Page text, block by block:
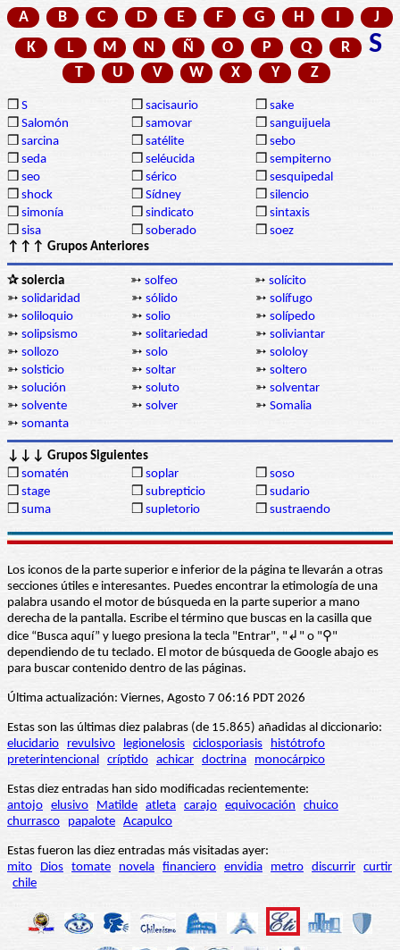
A B C D E F G H I
J
K
L M N Ñ O P Q R S
T U V W X Y Z
❒ S ❒ sacisaurio ❒ sake
❒ Salomón ❒ samovar ❒ sanguijuela
❒ sarcina ❒ satélite ❒ sebo
❒ seda ❒ seléucida ❒ sempiterno
❒ seo ❒ sérico ❒ sesquipedal
❒ shock ❒ Sídney ❒ silencio
❒ simonía ❒ sindicato ❒ sintaxis
❒ sisa ❒ soberado ❒ soez
↑↑↑ Grupos Anteriores
✰ solercia ➳ solfeo ➳ solícito
➳ solidaridad ➳ sólido ➳ solífugo
➳ soliloquio ➳ solio ➳ solípedo
➳ solipsismo ➳ solitariedad ➳ soliviantar
➳ sollozo ➳ solo ➳ sololoy
➳ solsticio ➳ soltar ➳ soltero
➳ solución ➳ soluto ➳ solventar
➳ solvente ➳ solver ➳ Somalia
➳ somanta
↓↓↓ Grupos Siguientes
❒ somatén ❒ soplar ❒ soso
❒ stage ❒ subrepticio ❒ sudario
❒ suma ❒ supletorio ❒ sustraendo
Los iconos de la parte superior e inferior de la página te llevarán a otras
secciones útiles e interesantes. Puedes encontrar la etimología de una
palabra usando el motor de búsqueda en la parte superior a mano
derecha de la pantalla. Escribe el término que buscas en la casilla que
dice “Busca aquí” y luego presiona la tecla "Entrar", "↲" o "⚲"
dependiendo de tu teclado. El motor de búsqueda de Google abajo es
para buscar contenido dentro de las páginas.
Última actualización: Viernes, Agosto 7 06:16 PDT 2026
Estas son las últimas diez palabras (de 15.865) añadidas al diccionario:
elucidario
revulsivo legionelosis ciclosporiasis
histótrofo
preterintencional críptido achicar doctrina monocárpico
Estas diez entradas han sido modificadas recientemente:
antojo elusivo Matilde atleta carajo equivocación
chuico
churrasco
papalote Acapulco
Estas fueron las diez entradas más visitadas ayer:
mito
Dios tomate novela financiero envidia metro discurrir curtir
chile